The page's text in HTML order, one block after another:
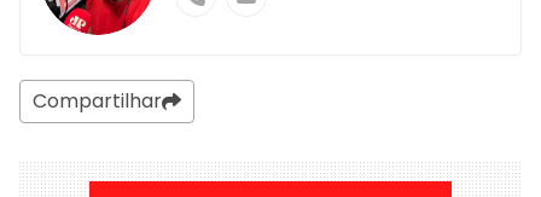
Compartilhar